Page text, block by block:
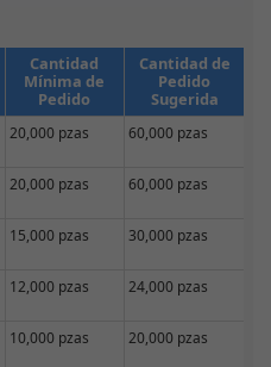
Cantidad
Mínima de
Pedido
Cantidad de
Pedido
Sugerida
20,000 pzas 60,000 pzas
20,000 pzas 60,000 pzas
15,000 pzas 30,000 pzas
12,000 pzas 24,000 pzas
10,000 pzas 20,000 pzas